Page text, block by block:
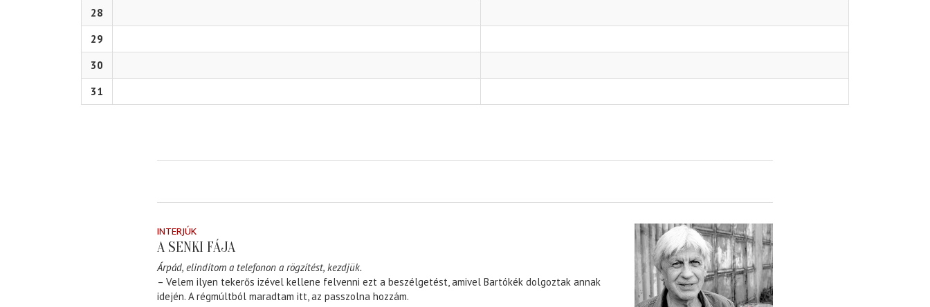
28
29
30
31
INTERJÚK
A SENKI FÁJA
Árpád, elindítom a telefonon a rögzítést, kezdjük.
– Velem ilyen tekerős izével kellene felvenni ezt a beszélgetést, amivel Bartókék dolgoztak annak
idején. A régmúltból maradtam itt, az passzolna hozzám.